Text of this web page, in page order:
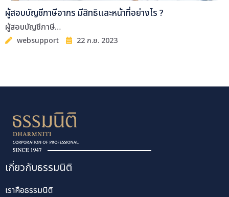
ผู้สอบบัญชีภาษีอากร มีสิทธิและหน้าที่อย่างไร ?
ผู้สอบบัญชีภาษี…
websupport 22 ก.ย. 2023
เกี่ยวกับธรรมนิติ
เราคือธรรมนิติ